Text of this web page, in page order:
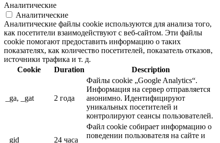
Аналитические
Аналитические
Аналитические файлы cookie используются для анализа того,
как посетители взаимодействуют с веб-сайтом. Эти файлы
cookie помогают предоставить информацию о таких
показателях, как количество посетителей, показатель отказов,
источники трафика и т. д.
Cookie
Duration Description
_ga, _gat 2 года
Файлы cookie „Google Analytics“.
Информация на сервер отправляется
анонимно. Идентифицируют
уникальных посетителей и
контролируют сеансы пользователей.
_gid 24 часа
Файл cookie собирает информацию о
поведении пользователя на сайте и